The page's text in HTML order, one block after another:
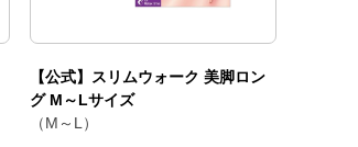
【公式】スリムウォーク 美脚ロン
グ M～Lサイズ
（M～L）